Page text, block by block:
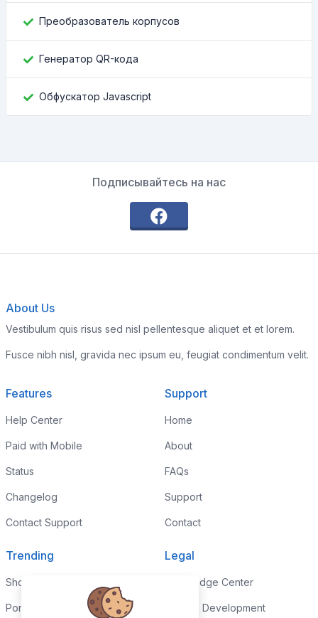
Преобразователь корпусов
Генератор QR-кода
Обфускатор Javascript
Подписывайтесь на нас
About Us
Vestibulum quis risus sed nisl pellentesque aliquet et et lorem.
Fusce nibh nisl, gravida nec ipsum eu, feugiat condimentum velit.
Features
Help Center
Paid with Mobile
Status
Changelog
Contact Support
Support
Home
About
FAQs
Support
Contact
Trending
Shop
Portfolio
Legal
Knowledge Center
Custom Development